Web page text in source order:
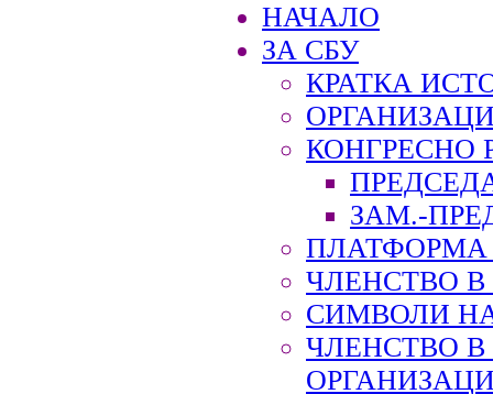
НАЧАЛО
ЗА СБУ
КРАТКА
КОНГРЕСНО
ЗАМ.-
ПЛАТФОРМА
ЧЛЕНСТВО В
СИМВОЛИ
ЧЛЕНСТВО